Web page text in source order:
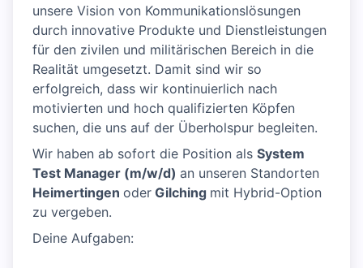
unsere Vision von Kommunikationslösungen
durch innovative Produkte und Dienstleistungen
für den zivilen und militärischen Bereich in die
Realität umgesetzt. Damit sind wir so
erfolgreich, dass wir kontinuierlich nach
motivierten und hoch qualifizierten Köpfen
suchen, die uns auf der Überholspur begleiten.
Wir haben ab sofort die Position als System
Test Manager (m/w/d) an unseren Standorten
Heimertingen oder Gilching mit Hybrid-Option
zu vergeben.
Deine Aufgaben: